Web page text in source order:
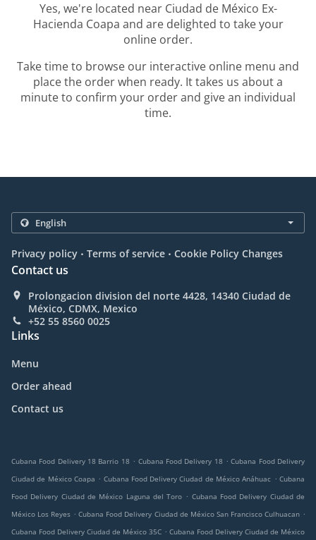
Yes, we're located near Ciudad de México Ex-
Hacienda Coapa and are delighted to take your
online order.
Take time to browse our interactive online menu and
place the order when ready. It takes us about a
minute to confirm your order and give an individual
time.
Privacy policy . Terms of service . Cookie Policy Changes
Contact us
Prolongacion division del norte 4428, 14340 Ciudad de
México, CDMX, Mexico
+52 55 8560 0025
Links
Menu
Order ahead
Contact us
Cubana Food Delivery 18 Barrio 18 . Cubana Food Delivery 18 . Cubana Food Delivery
Ciudad de México Coapa . Cubana Food Delivery Ciudad de México Anáhuac . Cubana
Food Delivery Ciudad de México Laguna del Toro . Cubana Food Delivery Ciudad de
México Los Reyes . Cubana Food Delivery Ciudad de México San Francisco Culhuacan .
Cubana Food Delivery Ciudad de México 35C . Cubana Food Delivery Ciudad de México